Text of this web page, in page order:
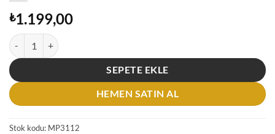
₺1.199,00
Maison Francis Kurkdjian Grand Soir 70 ML Unisex Parfüm adet
SEPETE EKLE
HEMEN SATIN AL
Stok kodu: MP3112